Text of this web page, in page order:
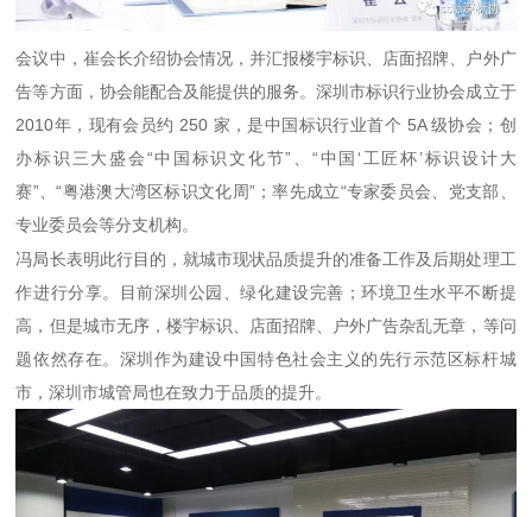
会议中，崔会长介绍协会情况，并汇报楼宇标识、店面招牌、户外广
告等方面，协会能配合及能提供的服务。深圳市标识行业协会成立于
2010年，现有会员约 250 家，是中国标识行业首个 5A 级协会；创
办标识三大盛会“中国标识文化节”、“中国‘工匠杯’标识设计大
赛”、“粤港澳大湾区标识文化周”；率先成立“专家委员会、党支部、
专业委员会等分支机构。
冯局长表明此行目的，就城市现状品质提升的准备工作及后期处理工
作进行分享。目前深圳公园、绿化建设完善；环境卫生水平不断提
高，但是城市无序，楼宇标识、店面招牌、户外广告杂乱无章，等问
题依然存在。深圳作为建设中国特色社会主义的先行示范区标杆城
市，深圳市城管局也在致力于品质的提升。